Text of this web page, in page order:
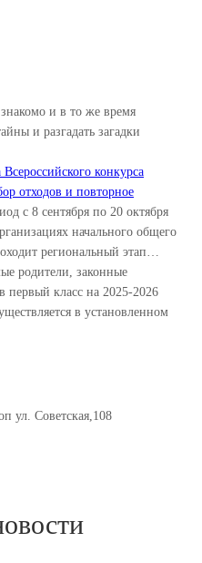
и в то же время
и разгадать загадки
конкурса
отходов и повторное
с 8 сентября по 20 октября
начального общего
региональный этап…
родители, законные
первый класс на 2025-2026
в установленном
ул. Советская,108